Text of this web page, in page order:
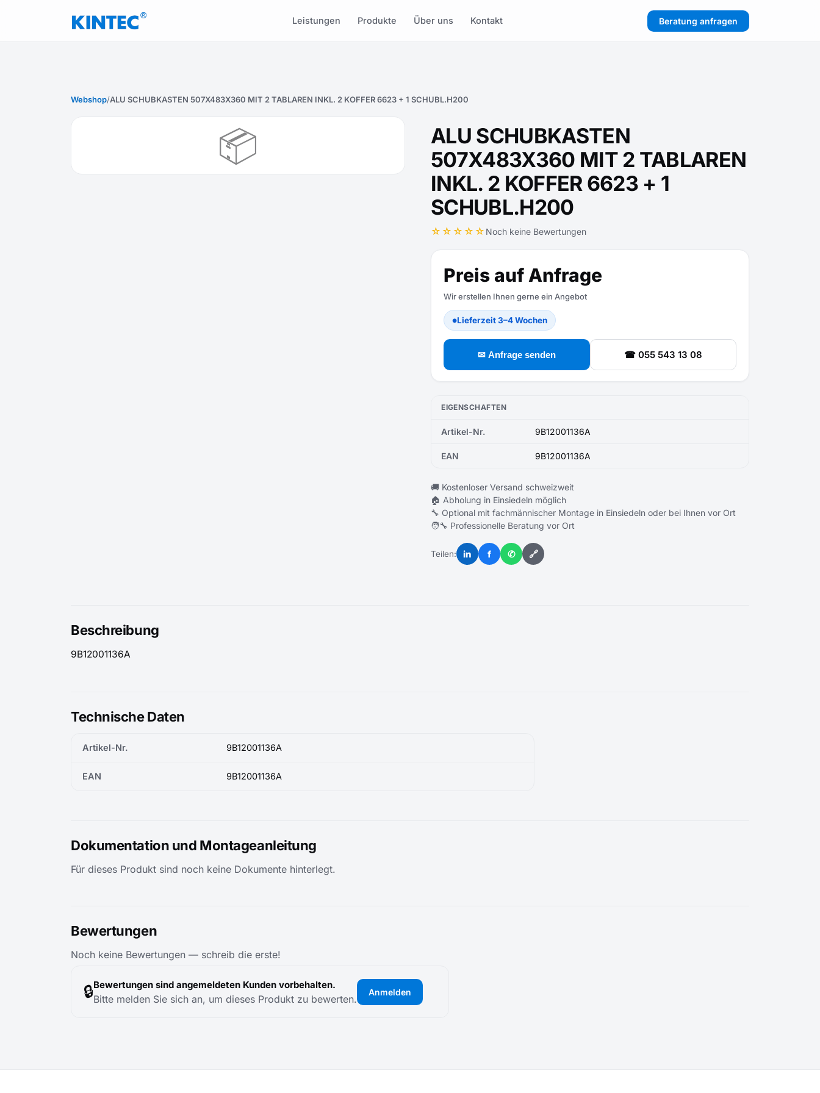
Leistungen Produkte Über uns Kontakt Beratung anfragen
Webshop/ALU SCHUBKASTEN 507X483X360 MIT 2 TABLAREN INKL. 2 KOFFER 6623 + 1 SCHUBL.H200
📦
ALU SCHUBKASTEN
507X483X360 MIT 2 TABLAREN
INKL. 2 KOFFER 6623 + 1
SCHUBL.H200
☆☆☆☆☆ Noch keine Bewertungen
Preis auf Anfrage
Wir erstellen Ihnen gerne ein Angebot
●Lieferzeit 3–4 Wochen
✉ Anfrage senden ☎ 055 543 13 08
EIGENSCHAFTEN
Artikel-Nr. 9B12001136A
EAN 9B12001136A
🚚 Kostenloser Versand schweizweit
🏠 Abholung in Einsiedeln möglich
🔧 Optional mit fachmännischer Montage in Einsiedeln oder bei Ihnen vor Ort
🧑‍🔧 Professionelle Beratung vor Ort
Teilen: in f ✆ 🔗
Beschreibung
9B12001136A
Technische Daten
Artikel-Nr. 9B12001136A
EAN 9B12001136A
Dokumentation und Montageanleitung
Für dieses Produkt sind noch keine Dokumente hinterlegt.
Bewertungen
Noch keine Bewertungen — schreib die erste!
🔒Bewertungen sind angemeldeten Kunden vorbehalten.
Bitte melden Sie sich an, um dieses Produkt zu bewerten.
Anmelden